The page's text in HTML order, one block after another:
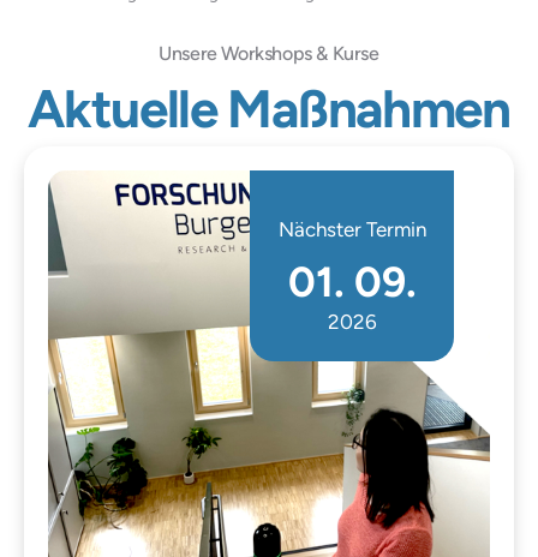
Unsere Workshops & Kurse
Aktuelle Maßnahmen
Nächster Termin
01. 09.
2026